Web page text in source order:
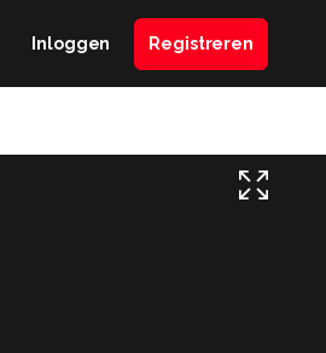
Inloggen Registreren